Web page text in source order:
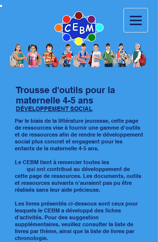
Trousse d'outils pour la
maternelle 4-5 ans
DÉVELOPPEMENT SOCIAL
Par le biais de la littérature jeunesse, cette page
de ressources vise à fournir une gamme d'outils
et de ressources afin de rendre le développement
social plus concret et engageant pour les
enfants de la maternelle 4-5 ans.
Le CEBM tient à remercier toutes les
qui ont contribué au développement de
cette page de ressources. Les documents, outils
et ressources suivants n'auraient pas pu être
réalisés sans leur aide précieuse.
Les livres présentés ci-dessous sont ceux pour
lesquels le CEBM a développé des fiches
d'activités. Pour des suggestion
supplémentaires, veuillez consulter la liste de
livres par thème, ainsi que la liste de livres par
chronologie.